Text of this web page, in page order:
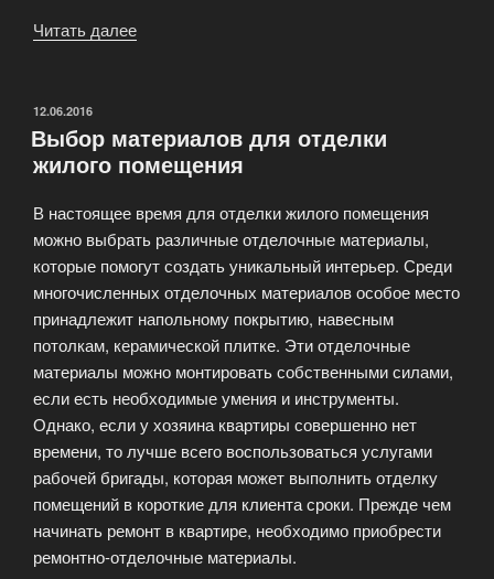
Читать далее
универсальный
материал»
ОПУБЛИКОВАНО
12.06.2016
Выбор материалов для отделки
жилого помещения
В настоящее время для отделки жилого помещения
можно выбрать различные отделочные материалы,
которые помогут создать уникальный интерьер. Среди
многочисленных отделочных материалов особое место
принадлежит напольному покрытию, навесным
потолкам, керамической плитке. Эти отделочные
материалы можно монтировать собственными силами,
если есть необходимые умения и инструменты.
Однако, если у хозяина квартиры совершенно нет
времени, то лучше всего воспользоваться услугами
рабочей бригады, которая может выполнить отделку
помещений в короткие для клиента сроки. Прежде чем
начинать ремонт в квартире, необходимо приобрести
ремонтно-отделочные материалы.